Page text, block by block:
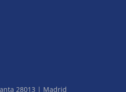
28013 | Madrid